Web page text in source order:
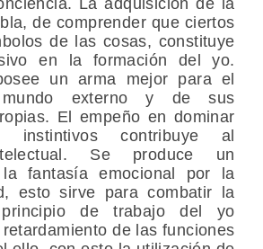
de comprender que ciertos
de las cosas, constituye
en la formación del yo.
un arma mejor para el
externo y de sus
El empeño en dominar
instintivos contribuye al
Se produce un
fantasía emocional por la
esto sirve para combatir la
de trabajo del yo
de las funciones